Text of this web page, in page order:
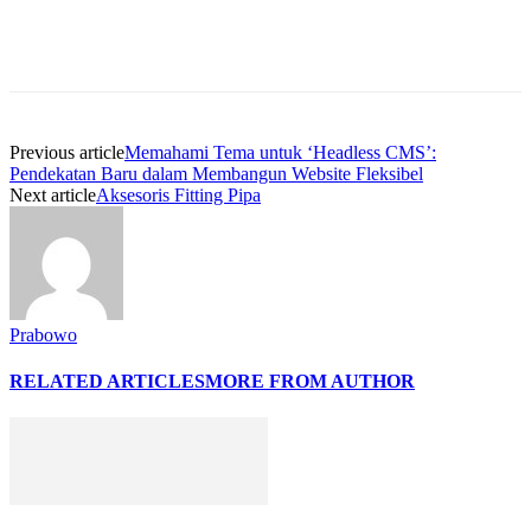
Previous articleMemahami Tema untuk ‘Headless CMS’:
Pendekatan Baru dalam Membangun Website Fleksibel
Next articleAksesoris Fitting Pipa
Prabowo
RELATED ARTICLESMORE FROM AUTHOR